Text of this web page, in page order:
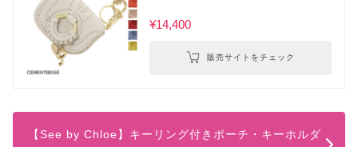
¥14,400
販売サイトをチェック
【See by Chloe】キーリング付きポーチ・キーホルダ